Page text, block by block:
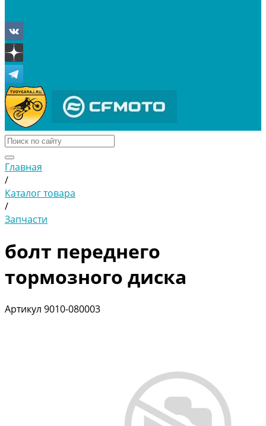
Главная
/
Каталог товара
/
Запчасти
болт переднего
тормозного диска
Артикул 9010-080003